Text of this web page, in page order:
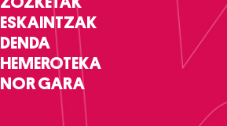
ESKAINTZAK
DENDA
HEMEROTEKA
NOR GARA